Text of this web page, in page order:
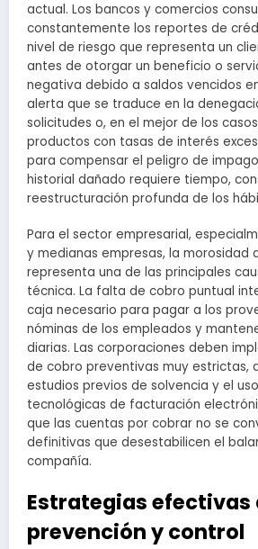
actual. Los bancos y comercios
constantemente los reportes de
nivel de riesgo que representa un
antes de otorgar un beneficio o
negativa debido a saldos vencidos
alerta que se traduce en la
solicitudes o, en el mejor de los
productos con tasas de interés
para compensar el peligro de
historial dañado requiere tiempo,
reestructuración profunda de los
Para el sector empresarial,
y medianas empresas, la morosidad
representa una de las principales
técnica. La falta de cobro puntual
caja necesario para pagar a los
nóminas de los empleados y
diarias. Las corporaciones deben
de cobro preventivas muy estrictas,
estudios previos de solvencia y el
tecnológicas de facturación
que las cuentas por cobrar no se
definitivas que desestabilicen el
compañía.
Estrategias efectivas
prevención y control